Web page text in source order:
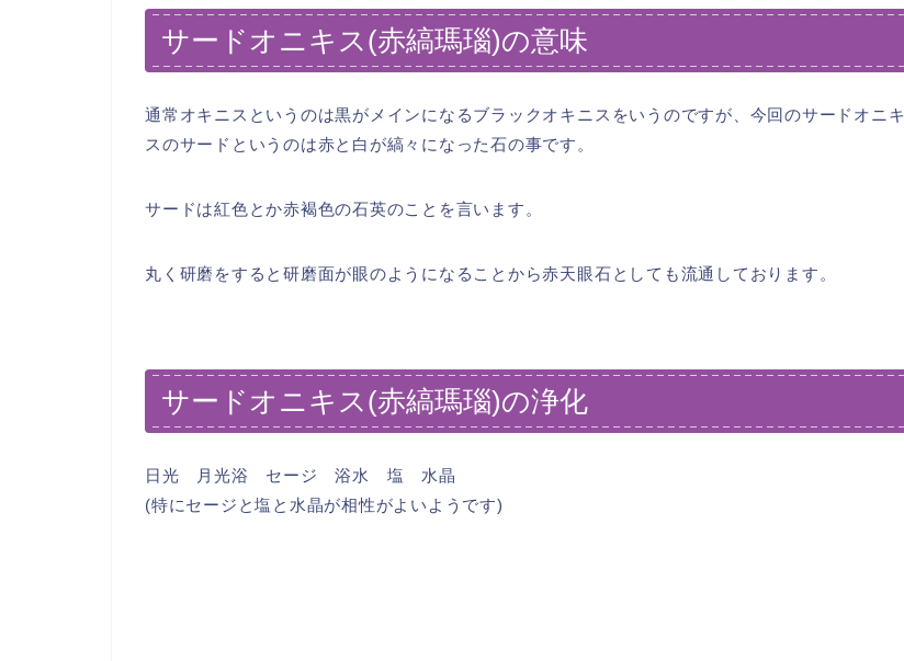
サードオニキス(赤縞瑪瑙)の意味
通常オキニスというのは黒がメインになるブラックオキニスをいうのですが、今回のサードオニキ
スのサードというのは赤と白が縞々になった石の事です。
サードは紅色とか赤褐色の石英のことを言います。
丸く研磨をすると研磨面が眼のようになることから赤天眼石としても流通しております。
サードオニキス(赤縞瑪瑙)の浄化
日光 月光浴 セージ 浴水 塩 水晶
(特にセージと塩と水晶が相性がよいようです)